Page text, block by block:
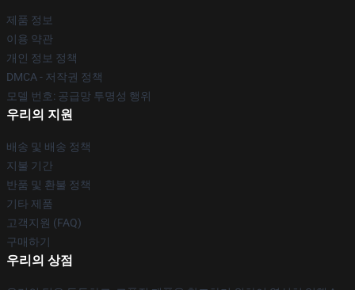
제품 정보
이용 약관
개인 정보 정책
DMCA - 저작권 정책
모델 번호: 공급망 투명성 행위
우리의 지원
배송 및 배송 정책
지불 기간
반품 및 환불 정책
기타 제품
고객지원 (FAQ)
구매하기
우리의 상점